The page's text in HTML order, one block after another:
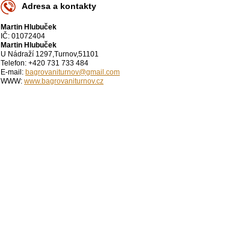
Adresa a kontakty
Martin Hlubuček
IČ: 01072404
Martin Hlubuček
U Nádraží 1297,Turnov,51101
Telefon: +420 731 733 484
E-mail: bagrovaniturnov@gmail.com
WWW: www.bagrovaniturnov.cz